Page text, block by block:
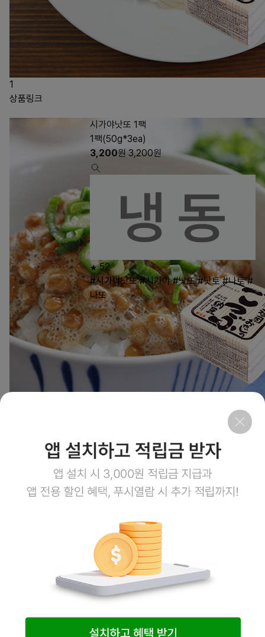
1
상품링크
시가야낫또 1팩
1팩(50g*3ea)
3,200원 3,200원
52
#시가야낫또 #시가야 #낫또 #낫토 #나토 #
나또
주식회사 엠오유통 사업자정보
평일 08:00~17:00
토요일 08:00~12:00
일요일,공휴일 휴무